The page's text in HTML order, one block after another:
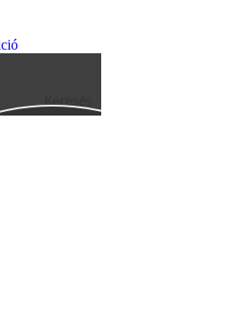
Keresés